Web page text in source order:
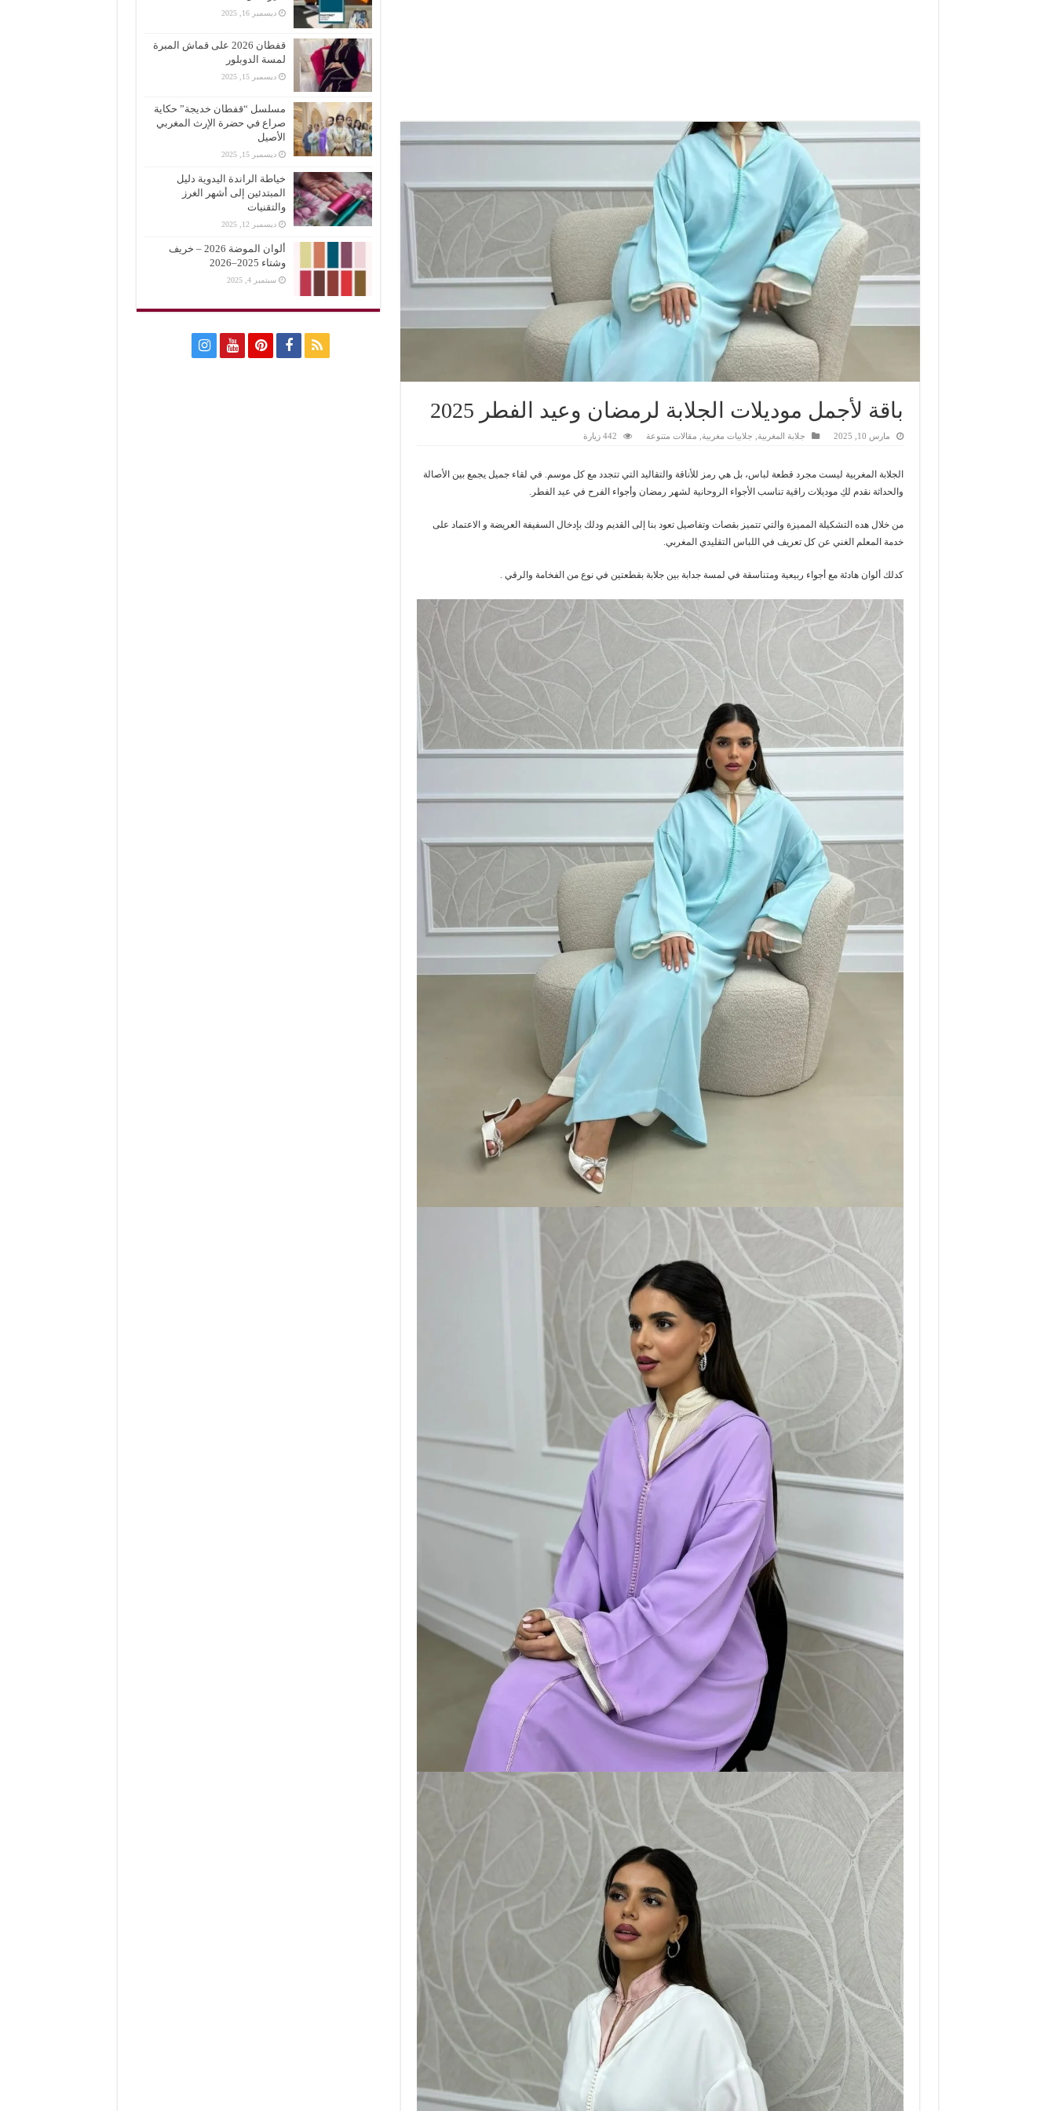
باقة لأجمل موديلات الجلابة لرمضان وعيد الفطر 2025
مارس 10, 2025 جلابة المغربية جلابيات مغربية مقالات متنوعة 442 زيارة
الجلابة المغربية ليست مجرد قطعة لباس، بل هي رمز للأناقة والتقاليد التي تتجدد مع كل موسم. في لقاء جميل يجمع بين الأصالة
والحداثة نقدم لكِ موديلات راقية تناسب الأجواء الروحانية لشهر رمضان وأجواء الفرح في عيد الفطر.
من خلال هده التشكيلة المميزة والتي تتميز بقصات وتفاصيل تعود بنا إلى القديم ودلك بإدخال السفيفة العريضة و الاعتماد على
خدمة المعلم الغني عن كل تعريف في اللباس التقليدي المغربي.
كدلك ألوان هادئة مع أجواء ربيعية ومتناسقة في لمسة جدابة بين جلابة بقطعتين في نوع من الفخامة والرقي .
ديسمبر 16, 2025
قفطان 2026 على قماش المبرة
لمسة الدوبلور
ديسمبر 15, 2025
مسلسل “قفطان خديجة” حكاية
صراع في حضرة الإرث المغربي
الأصيل
ديسمبر 15, 2025
خياطة الراندة اليدوية دليل
المبتدئين إلى أشهر الغرز
والتقنيات
ديسمبر 12, 2025
ألوان الموضة 2026 – خريف
وشتاء 2025–2026
سبتمبر 4, 2025